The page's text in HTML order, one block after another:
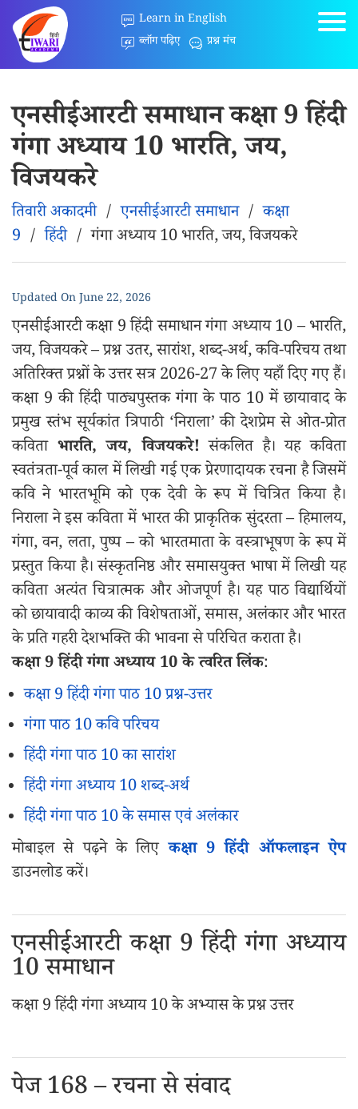
Learn in English
ब्लॉग पढ़िए
प्रश्न मंच
एनसीईआरटी समाधान कक्षा 9 हिंदी
गंगा अध्याय 10 भारति, जय,
विजयकरे
तिवारी अकादमी/एनसीईआरटी समाधान/कक्षा
9 /हिंदी/गंगा अध्याय 10 भारति, जय, विजयकरे
Updated OnJune 22, 2026
एनसीईआरटी कक्षा 9 हिंदी समाधान गंगा अध्याय 10 – भारति,
जय, विजयकरे – प्रश्न उतर, सारांश, शब्द-अर्थ, कवि-परिचय तथा
अतिरिक्त प्रश्नों के उत्तर सत्र 2026-27 के लिए यहाँ दिए गए हैं।
कक्षा 9 की हिंदी पाठ्यपुस्तक गंगा के पाठ 10 में छायावाद के
प्रमुख स्तंभ सूर्यकांत त्रिपाठी ‘निराला’ की देशप्रेम से ओत-प्रोत
कविता भारति, जय, विजयकरे! संकलित है। यह कविता
स्वतंत्रता-पूर्व काल में लिखी गई एक प्रेरणादायक रचना है जिसमें
कवि ने भारतभूमि को एक देवी के रूप में चित्रित किया है।
निराला ने इस कविता में भारत की प्राकृतिक सुंदरता – हिमालय,
गंगा, वन, लता, पुष्प – को भारतमाता के वस्त्राभूषण के रूप में
प्रस्तुत किया है। संस्कृतनिष्ठ और समासयुक्त भाषा में लिखी यह
कविता अत्यंत चित्रात्मक और ओजपूर्ण है। यह पाठ विद्यार्थियों
को छायावादी काव्य की विशेषताओं, समास, अलंकार और भारत
के प्रति गहरी देशभक्ति की भावना से परिचित कराता है।
कक्षा 9 हिंदी गंगा अध्याय 10 के त्वरित लिंक:
कक्षा 9 हिंदी गंगा पाठ 10 प्रश्न-उत्तर
गंगा पाठ 10 कवि परिचय
हिंदी गंगा पाठ 10 का सारांश
हिंदी गंगा अध्याय 10 शब्द-अर्थ
हिंदी गंगा पाठ 10 के समास एवं अलंकार
मोबाइल से पढ़ने के लिएकक्षा 9 हिंदी ऑफलाइन ऐप
डाउनलोड करें।
एनसीईआरटी कक्षा 9 हिंदी गंगा अध्याय
10 समाधान
कक्षा 9 हिंदी गंगा अध्याय 10 के अभ्यास के प्रश्न उत्तर
पेज 168 – रचना से संवाद